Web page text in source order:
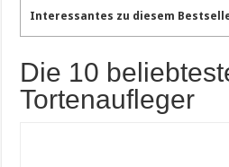
Interessantes zu diesem
Die 10
Tortenaufleger